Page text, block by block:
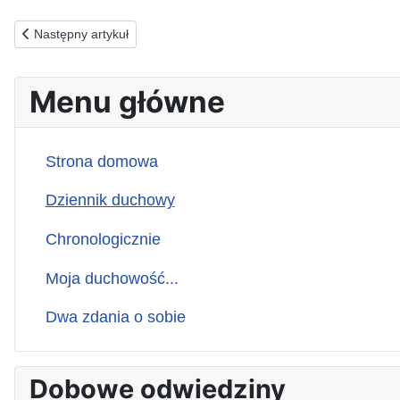
Poprzednia strona: 15.10.2025(ś) ZA TYCH, KTÓRZY PORZUCILI
Następny artykuł
Menu główne
Strona domowa
Dziennik duchowy
Chronologicznie
Moja duchowość...
Dwa zdania o sobie
Dobowe odwiedziny